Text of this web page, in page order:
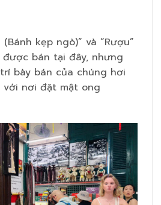
kẹp ngò)” và “Rượu”
được bán tại đây, nhưng
bày bán của chúng hơi
nơi đặt mật ong